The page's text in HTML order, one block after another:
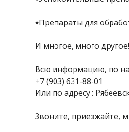
♦️Препараты для
И многое, много
Всю информацию, по
+7 (903) 631-88-01
Или по адресу :
Звоните, приезжайте,